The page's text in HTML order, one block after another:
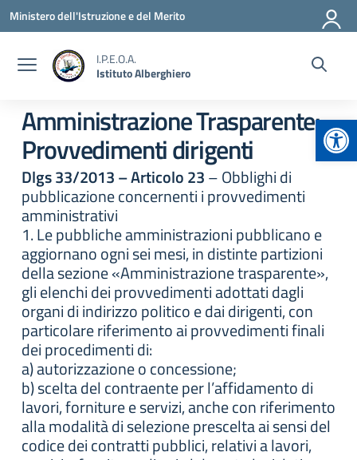
Vai ai contenuti
Vai al menu di navigazione
Vai al footer
Ministero dell'Istruzione e del Merito
I.P.E.O.A.
Istituto Alberghiero
Amministrazione Trasparente:
Provvedimenti dirigenti
Dlgs 33/2013 – Articolo 23– Obblighi di
pubblicazione concernenti i provvedimenti
amministrativi
1. Le pubbliche amministrazioni pubblicano e
aggiornano ogni sei mesi, in distinte partizioni
della sezione «Amministrazione trasparente»,
gli elenchi dei provvedimenti adottati dagli
organi di indirizzo politico e dai dirigenti, con
particolare riferimento ai provvedimenti finali
dei procedimenti di:
a) autorizzazione o concessione;
b) scelta del contraente per l’affidamento di
lavori, forniture e servizi, anche con riferimento
alla modalità di selezione prescelta ai sensi del
codice dei contratti pubblici, relativi a lavori,